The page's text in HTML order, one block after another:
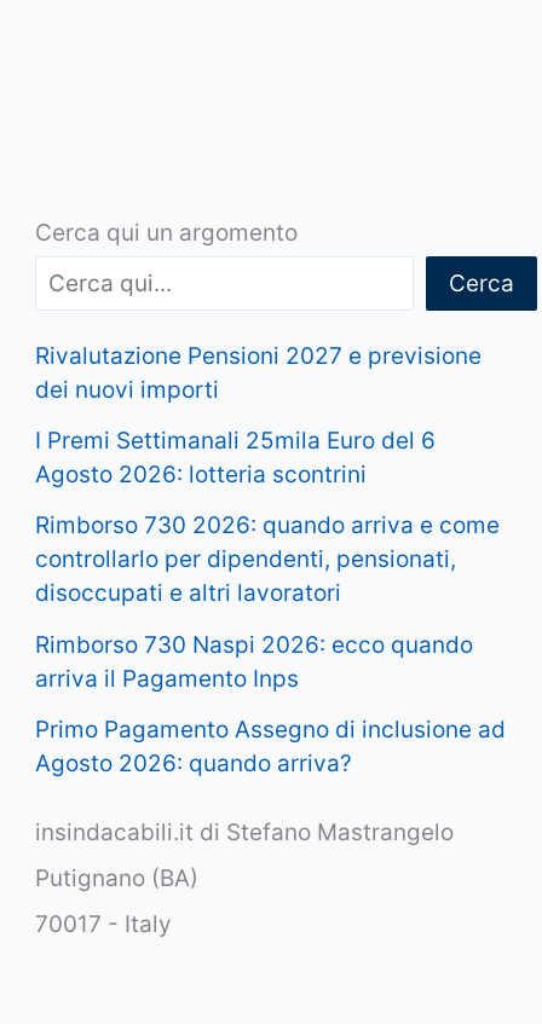
Cerca qui un argomento
Cerca
Rivalutazione Pensioni 2027 e previsione
dei nuovi importi
I Premi Settimanali 25mila Euro del 6
Agosto 2026: lotteria scontrini
Rimborso 730 2026: quando arriva e come
controllarlo per dipendenti, pensionati,
disoccupati e altri lavoratori
Rimborso 730 Naspi 2026: ecco quando
arriva il Pagamento Inps
Primo Pagamento Assegno di inclusione ad
Agosto 2026: quando arriva?
insindacabili.it di Stefano Mastrangelo
Putignano (BA)
70017 - Italy